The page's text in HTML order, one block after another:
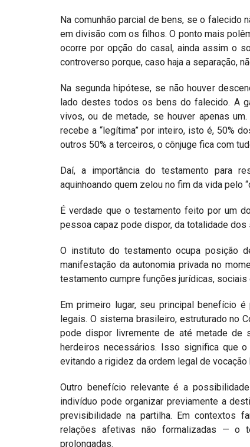
Na comunhão parcial de bens, se o falecido
em divisão com os filhos. O ponto mais
ocorre por opção do casal, ainda assim o
controverso porque, caso haja a separação,
Na segunda hipótese, se não houver
lado destes todos os bens do falecido. A
vivos, ou de metade, se houver apenas
recebe a “legítima” por inteiro, isto é, 50%
outros 50% a terceiros, o cônjuge fica com
Daí, a importância do testamento para
aquinhoando quem zelou no fim da vida pelo
É verdade que o testamento feito por um
pessoa capaz pode dispor, da totalidade
O instituto do testamento ocupa posição
manifestação da autonomia privada no
testamento cumpre funções jurídicas,
Em primeiro lugar, seu principal benefício
legais. O sistema brasileiro, estruturado no
pode dispor livremente de até metade de
herdeiros necessários. Isso significa que
evitando a rigidez da ordem legal de vocação
Outro benefício relevante é a
indivíduo pode organizar previamente a
previsibilidade na partilha. Em contextos
relações afetivas não formalizadas — o
prolongadas.